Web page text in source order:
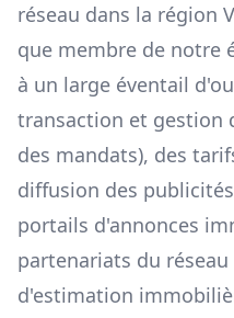
réseau dans la région
que membre de notre
à un large éventail
transaction et gestion
des mandats), des
diffusion des
portails d'annonces
partenariats du
d'estimation